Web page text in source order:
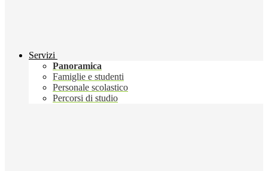
Servizi
Panoramica
Famiglie e studenti
Personale scolastico
Percorsi di studio